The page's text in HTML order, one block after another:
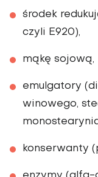
środek
czyli E920),
mąkę sojową,
emulgatory
winowego,
konserwanty